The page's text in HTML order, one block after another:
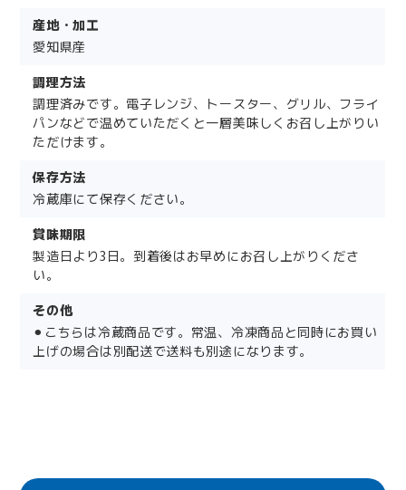
産地・加工
愛知県産
調理方法
調理済みです。電子レンジ、トースター、グリル、フライ
パンなどで温めていただくと一層美味しくお召し上がりい
ただけます。
保存方法
冷蔵庫にて保存ください。
賞味期限
製造日より3日。到着後はお早めにお召し上がりくださ
い。
その他
⚫︎こちらは冷蔵商品です。常温、冷凍商品と同時にお買い
上げの場合は別配送で送料も別途になります。